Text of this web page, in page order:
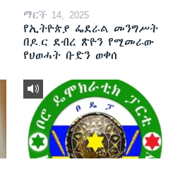
ማርች 14, 2025
የኢትዮጵያ ፌደራል መንግሥት
በዶ.ር ደብረ ጽዮን የሚመራው
የህወሓት ቡድን ወቀሰ